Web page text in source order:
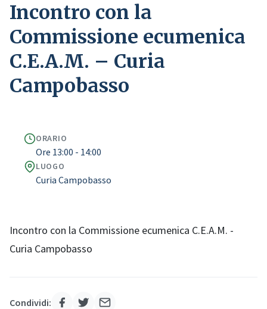
Incontro con la
Commissione ecumenica
C.E.A.M. – Curia
Campobasso
ORARIO
Ore 13:00 - 14:00
LUOGO
Curia Campobasso
Incontro con la Commissione ecumenica C.E.A.M. -
Curia Campobasso
Condividi: